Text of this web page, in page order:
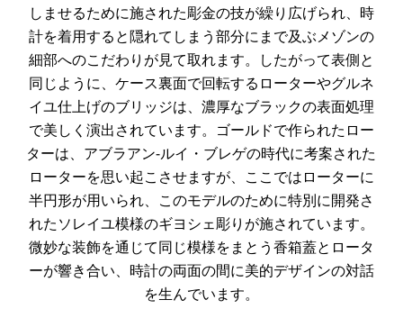
しませるために施された彫金の技が繰り広げられ、時
計を着用すると隠れてしまう部分にまで及ぶメゾンの
細部へのこだわりが見て取れます。したがって表側と
同じように、ケース裏面で回転するローターやグルネ
イユ仕上げのブリッジは、濃厚なブラックの表面処理
で美しく演出されています。ゴールドで作られたロー
ターは、アブラアン-ルイ・ブレゲの時代に考案された
ローターを思い起こさせますが、ここではローターに
半円形が用いられ、このモデルのために特別に開発さ
れたソレイユ模様のギヨシェ彫りが施されています。
微妙な装飾を通じて同じ模様をまとう香箱蓋とロータ
ーが響き合い、時計の両面の間に美的デザインの対話
を生んでいます。